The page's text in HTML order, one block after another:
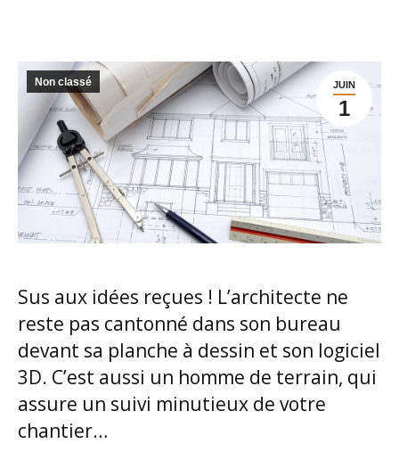
JUIN
1
Non classé
Sus aux idées reçues ! L’architecte ne
reste pas cantonné dans son bureau
devant sa planche à dessin et son logiciel
3D. C’est aussi un homme de terrain, qui
assure un suivi minutieux de votre
chantier…